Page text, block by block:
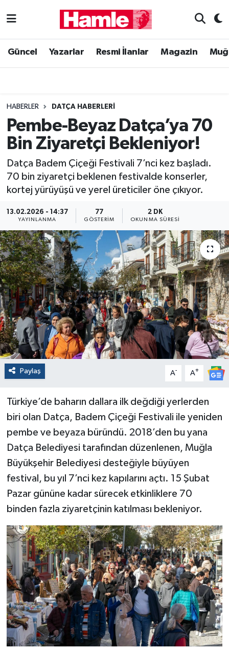
Güncel Yazarlar Resmi İlanlar Magazin
HABERLER DATÇA HABERLERI
Pembe-Beyaz Datça’ya 70
Bin Ziyaretçi Bekleniyor!
Datça Badem Çiçeği Festivali 7’nci kez başladı.
70 bin ziyaretçi beklenen festivalde konserler,
kortej yürüyüşü ve yerel üreticiler öne çıkıyor.
13.02.2026 - 14:37
YAYINLANMA
77
GÖSTERIM
2 DK
OKUNMA SÜRESI
Paylaş A- A+
Türkiye’de baharın dallara ilk değdiği yerlerden
biri olan Datça, Badem Çiçeği Festivali ile yeniden
pembe ve beyaza büründü. 2018’den bu yana
Datça Belediyesi tarafından düzenlenen, Muğla
Büyükşehir Belediyesi desteğiyle büyüyen
festival, bu yıl 7’nci kez kapılarını açtı. 15 Şubat
Pazar gününe kadar sürecek etkinliklere 70
binden fazla ziyaretçinin katılması bekleniyor.
Güncel
Magazin
Muğla Haber
Siyaset
Muğla Nöbetçi Eczaneler
Muğla Trafik Yoğunluk Haritası
Süper Lig Puan Durumu ve Fikstür
Tüm Manşetler
Son Dakika Haberleri
Haber Arşivi